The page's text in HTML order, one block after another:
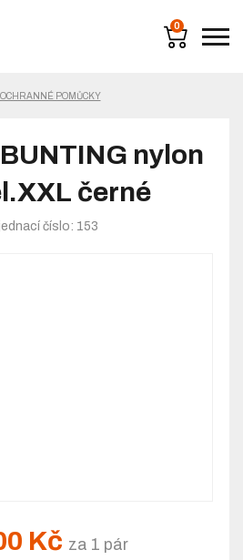
0
OCHRANNÉ POMŮCKY
nylon
černé
číslo: 153
Kč za 1 pár